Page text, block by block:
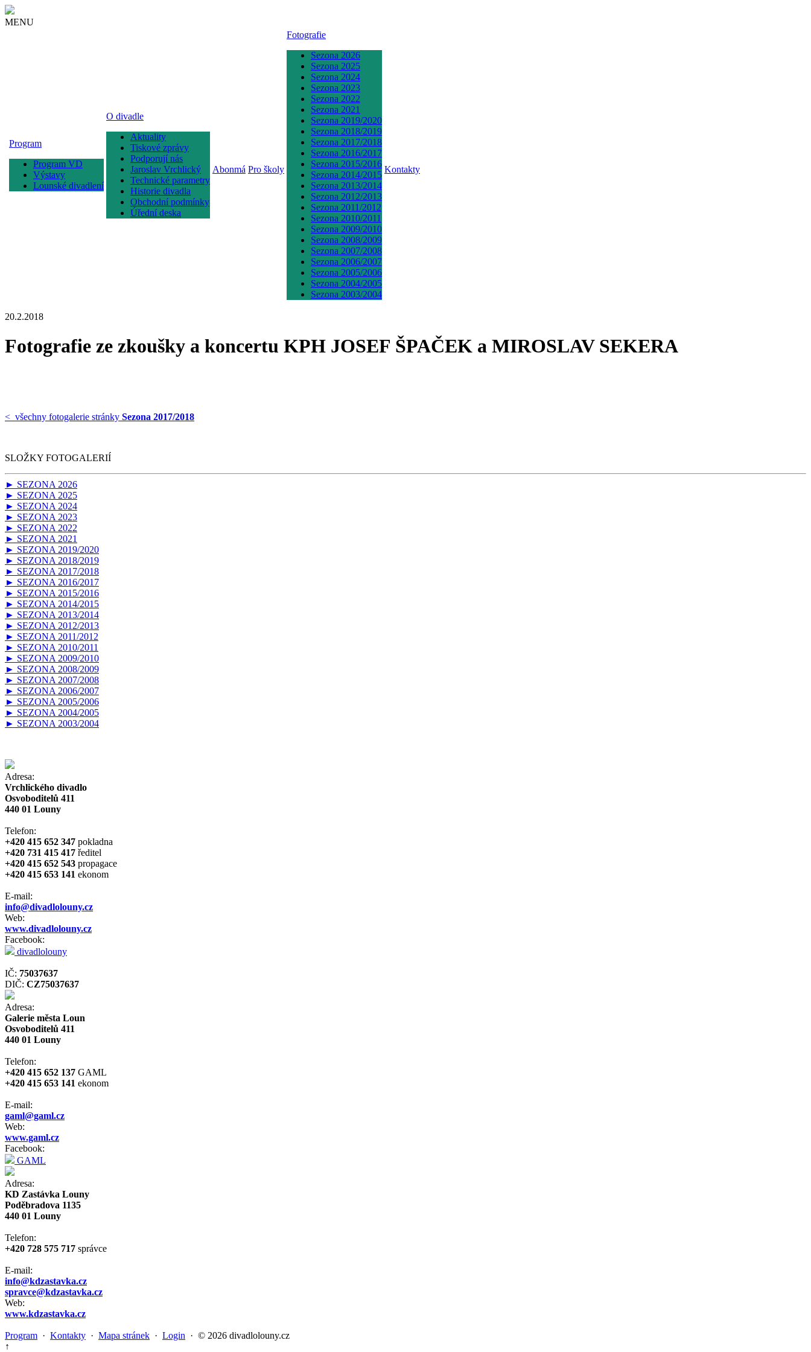
MENU
Program
Program VD
Výstavy
Lounské divadlení
O divadle
Aktuality
Tiskové zprávy
Podporují nás
Jaroslav Vrchlický
Technické parametry
Historie divadla
Obchodní podmínky
Úřední deska
Abonmá Pro školy
Fotografie
Sezona 2026
Sezona 2025
Sezona 2024
Sezona 2023
Sezona 2022
Sezona 2021
Sezona 2019/2020
Sezona 2018/2019
Sezona 2017/2018
Sezona 2016/2017
Sezona 2015/2016
Sezona 2014/2015
Sezona 2013/2014
Sezona 2012/2013
Sezona 2011/2012
Sezona 2010/2011
Sezona 2009/2010
Sezona 2008/2009
Sezona 2007/2008
Sezona 2006/2007
Sezona 2005/2006
Sezona 2004/2005
Sezona 2003/2004
Kontakty
20.2.2018
Fotografie ze zkoušky a koncertu KPH JOSEF ŠPAČEK a MIROSLAV SEKERA
< všechny fotogalerie stránky Sezona 2017/2018
SLOŽKY FOTOGALERIÍ
► SEZONA 2026
► SEZONA 2025
► SEZONA 2024
► SEZONA 2023
► SEZONA 2022
► SEZONA 2021
► SEZONA 2019/2020
► SEZONA 2018/2019
► SEZONA 2017/2018
► SEZONA 2016/2017
► SEZONA 2015/2016
► SEZONA 2014/2015
► SEZONA 2013/2014
► SEZONA 2012/2013
► SEZONA 2011/2012
► SEZONA 2010/2011
► SEZONA 2009/2010
► SEZONA 2008/2009
► SEZONA 2007/2008
► SEZONA 2006/2007
► SEZONA 2005/2006
► SEZONA 2004/2005
► SEZONA 2003/2004
Adresa:
Vrchlického divadlo
Osvoboditelů 411
440 01 Louny
Telefon:
+420 415 652 347 pokladna
+420 731 415 417 ředitel
+420 415 652 543 propagace
+420 415 653 141 ekonom
E-mail:
info@divadlolouny.cz
Web:
www.divadlolouny.cz
Facebook:
divadlolouny
IČ: 75037637
DIČ: CZ75037637
Adresa:
Galerie města Loun
Osvoboditelů 411
440 01 Louny
Telefon:
+420 415 652 137 GAML
+420 415 653 141 ekonom
E-mail:
gaml@gaml.cz
Web:
www.gaml.cz
Facebook:
GAML
Adresa:
KD Zastávka Louny
Poděbradova 1135
440 01 Louny
Telefon:
+420 728 575 717 správce
E-mail:
info@kdzastavka.cz
spravce@kdzastavka.cz
Web:
www.kdzastavka.cz
Program · Kontakty · Mapa stránek · Login · © 2026 divadlolouny.cz
↑